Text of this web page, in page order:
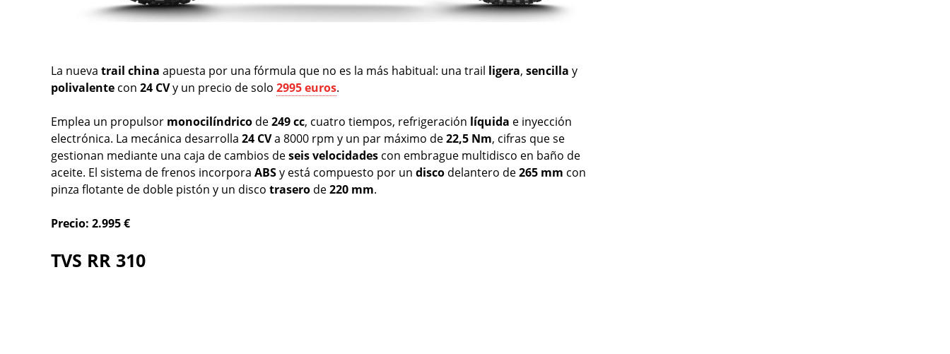
La nueva trail china apuesta por una fórmula que no es la más habitual: una trail ligera, sencilla y
polivalente con 24 CVy un precio de solo 2995 euros.
Emplea un propulsor monocilíndrico de249 cc, cuatro tiempos, refrigeración líquida e inyección
electrónica. La mecánica desarrolla 24 CVa 8000 rpm y un par máximo de22,5 Nm, cifras que se
gestionan mediante una caja de cambios deseis velocidades con embrague multidisco en baño de
aceite. El sistema de frenos incorpora ABSy está compuesto por un disco delantero de265 mm con
pinza flotante de doble pistón y un disco trasero de220 mm.
Precio: 2.995€
TVS RR 310